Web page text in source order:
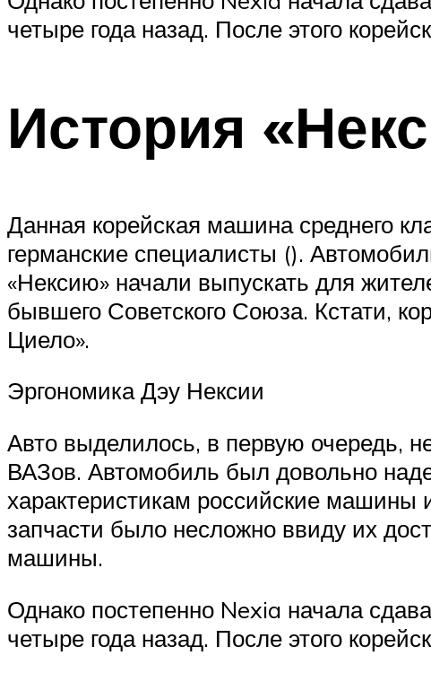
четыре года назад. После этого
История
Данная корейская машина среднего
германские специалисты ().
«Нексию» начали выпускать для
бывшего Советского Союза. Кстати,
Циело».
Эргономика Дэу Нексии
Авто выделилось, в первую очередь,
ВАЗов. Автомобиль был довольно
характеристикам российские
запчасти было несложно ввиду их
машины.
Однако постепенно Nexia начала
четыре года назад. После этого